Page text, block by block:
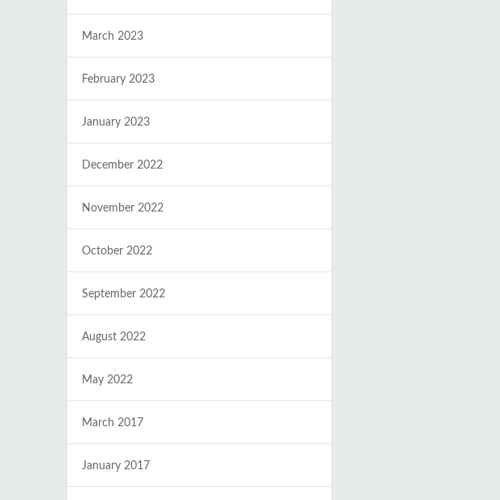
March 2023
February 2023
January 2023
December 2022
November 2022
October 2022
September 2022
August 2022
May 2022
March 2017
January 2017